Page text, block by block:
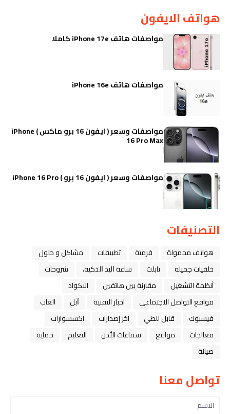
هواتف الايفون
مواصفات هاتف iPhone 17e كاملا
مواصفات هاتف iPhone 16e
مواصفات وسعر ( ايفون 16 برو ماكس ) iPhone
16 Pro Max
مواصفات وسعر ( ايفون 16 برو ) iPhone 16 Pro
التصنيفات
هواتف محمولة فرمتة تطبيقات
مشاكل و حلول
خلفيات جميله
تابلت ﺳﺎﻋﺔ ﺍﻟﻴﺪ ﺍﻟﺬﻛﻴﺔ،
شروحات
أنظمة التشغيل
مقارنة بين هاتفين
الاكواد
مواقع التواصل الاجتماعي
اخبار التقنية ﺁﺑﻞ
العاب
فيسبوك
قابل للطي آخر إصدارات
اكسسوارات
معالجات
مواقع سماعات الأذن التعليم
حماية
صيانة
تواصل معنا